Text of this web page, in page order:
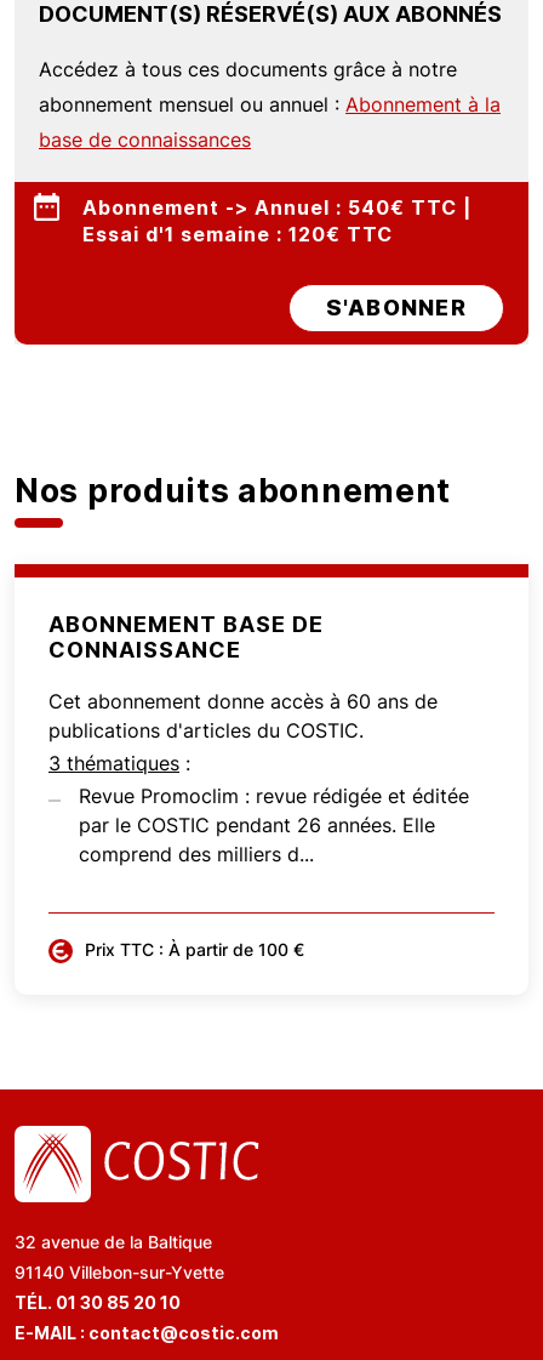
DOCUMENT(S) RÉSERVÉ(S) AUX ABONNÉS
Accédez à tous ces documents grâce à notre
abonnement mensuel ou annuel : Abonnement à la
base de connaissances
Abonnement -> Annuel : 540€ TTC |
Essai d'1 semaine : 120€ TTC
S'ABONNER
Nos produits abonnement
ABONNEMENT BASE DE
CONNAISSANCE
Cet abonnement donne accès à 60 ans de
publications d'articles du COSTIC.
3 thématiques :
Revue Promoclim : revue rédigée et éditée
par le COSTIC pendant 26 années. Elle
comprend des milliers d...
Prix TTC : À partir de 100 €
32 avenue de la Baltique
91140 Villebon-sur-Yvette
TÉL. 01 30 85 20 10
E-MAIL : contact@costic.com